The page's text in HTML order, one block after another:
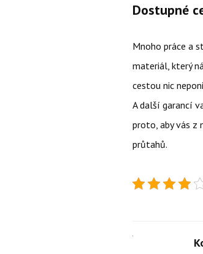
Dostupné
Mnoho práce a
materiál, který
cestou nic
A další garancí
proto, aby vás z
průtahů.